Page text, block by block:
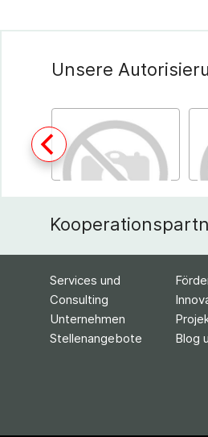
Unsere
Services und
Consulting
Unternehmen
Stellenangebote
Blog